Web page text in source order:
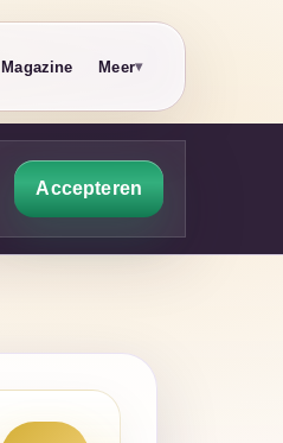
Magazine Meer
Accepteren